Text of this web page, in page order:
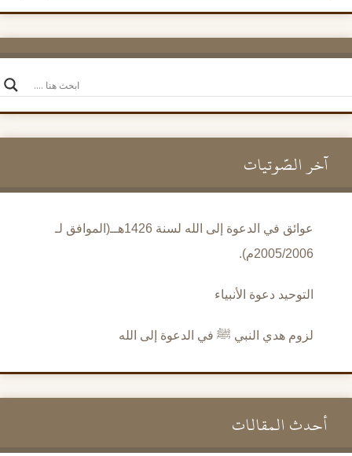
آخر الصَّوتيات
عوائق في الدعوة إلى الله لسنة 1426هــ(الموافق لـ
2005/2006م).
التوحيد دعوة الأنبياء
لزوم هدي النبي ﷺ في الدعوة إلى الله
أحدث المقالات